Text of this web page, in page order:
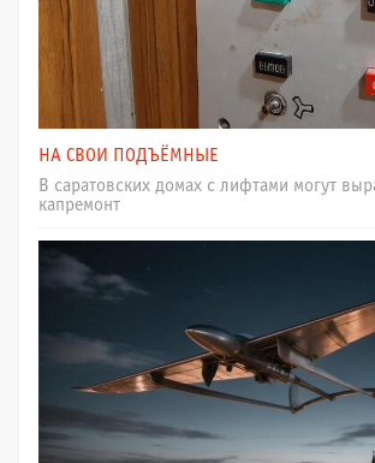
НА СВОИ ПОДЪЁМНЫЕ
В саратовских домах с лифтами могут
капремонт